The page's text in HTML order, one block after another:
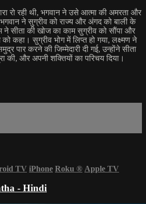
रो रही थी, भगवान ने उसे आत्मा की अमरता और
भगवान ने सुग्रीव को राज्य और अंगद को बाली के
ने सीता की खोज का काम सुग्रीव को सौंपा और
कहा। सुग्रीव भोग में लिप्त हो गया, लक्ष्मण ने
पार करने की जिम्मेदारी दी गई, उन्होंने सीता
की, और अपनी शक्तियों का परिचय दिया।
TV iPhone Roku ® Apple TV
- Hindi